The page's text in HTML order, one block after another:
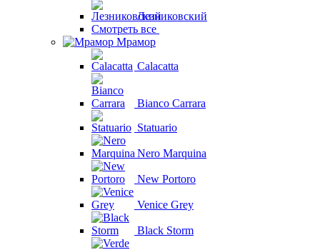
Лезниковский
Смотреть все
Мрамор
Calacatta
Bianco Carrara
Statuario
Nero Marquina
New Portoro
Venice Grey
Black Storm